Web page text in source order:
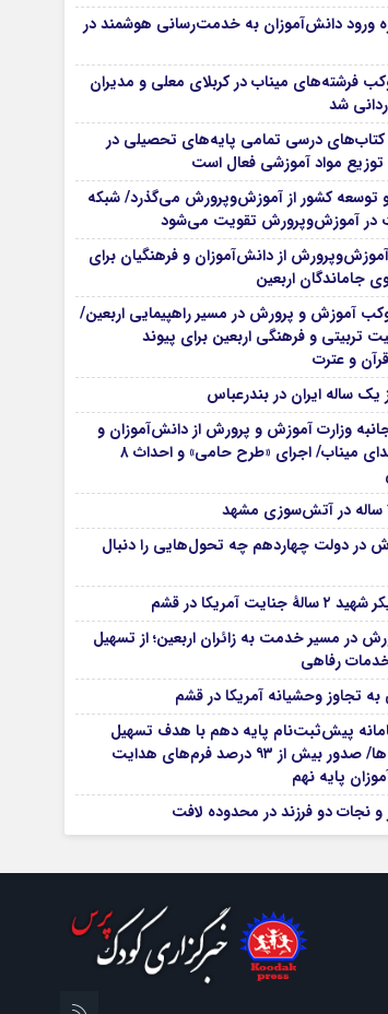
ورود دانش‌آموزان به خدمت‌رسانی هوشمند در
فرشته‌های میناب در کربلای معلی و مدیران
شد
درسی تمامی پایه‌های تحصیلی در
مواد آموزشی فعال است
توسعه کشور از آموزش‌وپرورش می‌گذرد/ شبکه
در آموزش‌وپرورش تقویت می‌شود
از دانش‌آموزان و فرهنگیان برای
جاماندگان اربعین
۹۸ موکب آموزش و پرورش در مسیر راهپیمایی اربعین/
تربیتی و فرهنگی اربعین برای پیوند
و عترت
یک ساله ایران در بندرعباس
وزارت آموزش و پرورش از دانش‌آموزان و
خانواده‌های شهدای میناب/ اجرای «طرح حامی» و احداث ۸
در دولت چهاردهم چه تحول‌هایی را دنبال
آمریکا در قشم
در مسیر خدمت به زائران اربعین؛ از تسهیل
رفاهی
تجاوز وحشیانه آمریکا در قشم
پیش‌ثبت‌نام پایه دهم با هدف تسهیل
ثبت‌نام خانواده‌ها/ صدور بیش از ۹۳ درصد فرم‌های هدایت
پایه نهم
نجات دو فرزند در محدوده لافت